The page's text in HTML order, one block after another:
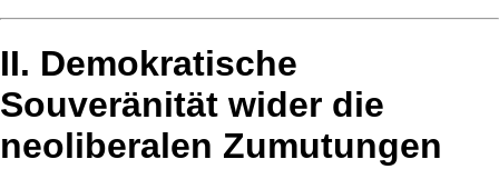
II. Demokratische
Souveränität wider die
neoliberalen Zumutungen